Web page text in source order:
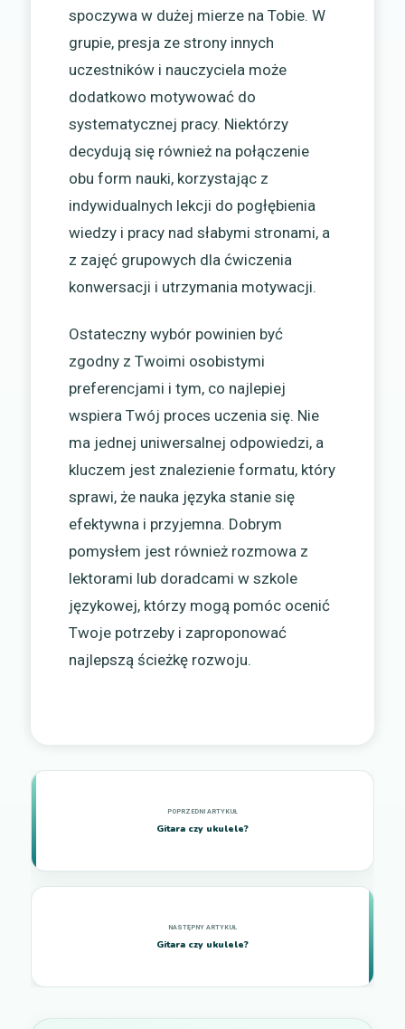
spoczywa w dużej mierze na Tobie. W
grupie, presja ze strony innych
uczestników i nauczyciela może
dodatkowo motywować do
systematycznej pracy. Niektórzy
decydują się również na połączenie
obu form nauki, korzystając z
indywidualnych lekcji do pogłębienia
wiedzy i pracy nad słabymi stronami, a
z zajęć grupowych dla ćwiczenia
konwersacji i utrzymania motywacji.
Ostateczny wybór powinien być
zgodny z Twoimi osobistymi
preferencjami i tym, co najlepiej
wspiera Twój proces uczenia się. Nie
ma jednej uniwersalnej odpowiedzi, a
kluczem jest znalezienie formatu, który
sprawi, że nauka języka stanie się
efektywna i przyjemna. Dobrym
pomysłem jest również rozmowa z
lektorami lub doradcami w szkole
językowej, którzy mogą pomóc ocenić
Twoje potrzeby i zaproponować
najlepszą ścieżkę rozwoju.
Gitara czy ukulele?
Gitara czy ukulele?